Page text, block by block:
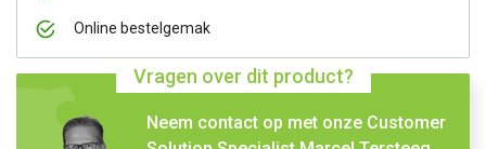
Online bestelgemak
Vragen over dit product?
Neem contact op met onze Customer